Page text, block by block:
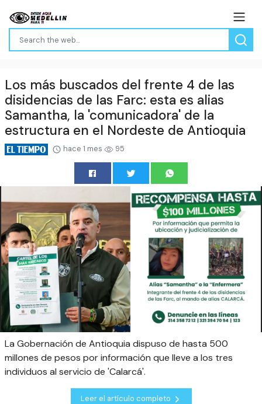
Los más buscados del frente 4 de las
disidencias de las Farc: esta es alias
Samantha, la 'comunicadora' de la
estructura en el Nordeste de Antioquia
hace 1 mes 95
La Gobernación de Antioquia dispuso de hasta 500
millones de pesos por información que lleve a los tres
individuos al servicio de 'Calarcá'.
Leer el artículo completo